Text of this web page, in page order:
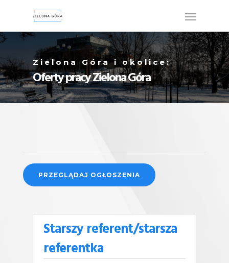
Zielona Góra i okolice:
Oferty pracy Zielona Góra
Starszy referent/starsza
referentka